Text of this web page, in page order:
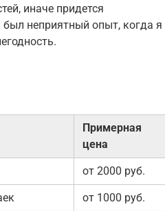
иначе придется
неприятный опыт, когда я
Примерная
цена
от 2000 руб.
от 1000 руб.